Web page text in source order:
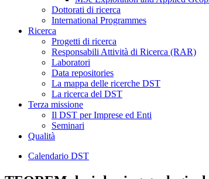
Dottorati di ricerca
International Programmes
Ricerca
Progetti di ricerca
Responsabili Attività di Ricerca (RAR)
Laboratori
Data repositories
La mappa delle ricerche DST
La ricerca del DST
Terza missione
Il DST per Imprese ed Enti
Seminari
Qualità
Calendario DST